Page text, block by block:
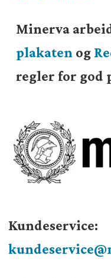
Minerva
plakaten og
regler for god
Kundeservice: